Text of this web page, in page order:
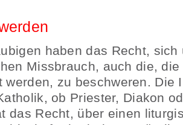
haben das Recht, sich
Missbrauch, auch die,
werden, zu beschweren. Die
ob Priester, Diakon
das Recht, über einen